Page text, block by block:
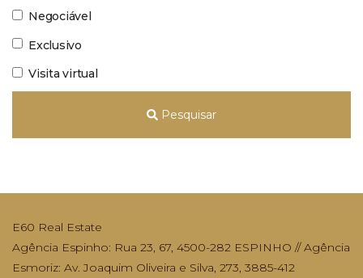
Negociável
Exclusivo
Visita virtual
Pesquisar
E60 Real Estate
Agência Espinho: Rua 23, 67, 4500-282 ESPINHO // Agência
Esmoriz: Av. Joaquim Oliveira e Silva, 273, 3885-412